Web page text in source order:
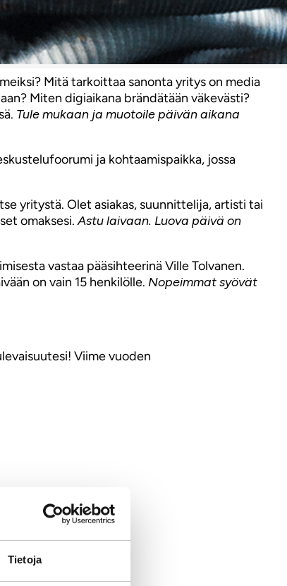
Tietoja
Mitä tarkoittaa sanonta yritys on media
Miten digiaikana brändätään väkevästi?
Tule mukaan ja muotoile päivän aikana
ja kohtaamispaikka, jossa
yritystä. Olet asiakas, suunnittelija, artisti tai
omaksesi.Astu laivaan. Luova päivä on
vastaa pääsihteerinä Ville Tolvanen.
on vain 15 henkilölle. Nopeimmat syövät
Viime vuoden